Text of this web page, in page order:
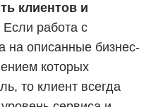
клиентов и
Если работа с
на описанные бизнес-
которых
то клиент всегда